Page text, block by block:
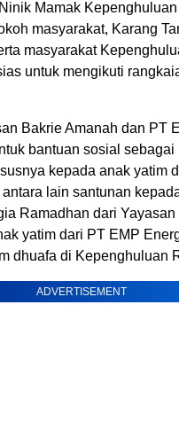
Mamak
masyarakat, Karang
masyarakat
untuk mengikuti
Bakrie Amanah dan PT
bantuan sosial
kepada anak yatim
lain santunan
Ramadhan dari
yatim dari PT EMP
dhuafa di Kepenghuluan
ADVERTISEMENT